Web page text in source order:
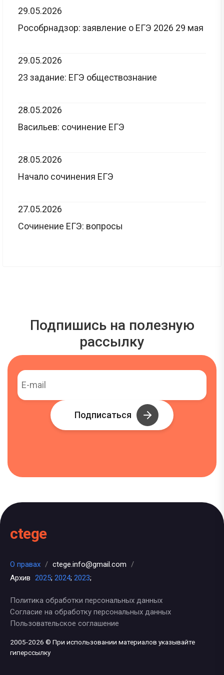
29.05.2026
Рособрнадзор: заявление о ЕГЭ 2026 29 мая
29.05.2026
23 задание: ЕГЭ обществознание
28.05.2026
Васильев: сочинение ЕГЭ
28.05.2026
Начало сочинения ЕГЭ
27.05.2026
Сочинение ЕГЭ: вопросы
Подпишись на полезную
рассылку
Подписаться
ctege
О правах / ctege.info@gmail.com /
Архив 2025; 2024; 2023;
Политика обработки персональных данных
Согласие на обработку персональных данных
Пользовательское соглашение
2005-2026 © При использовании материалов указывайте
гиперссылку